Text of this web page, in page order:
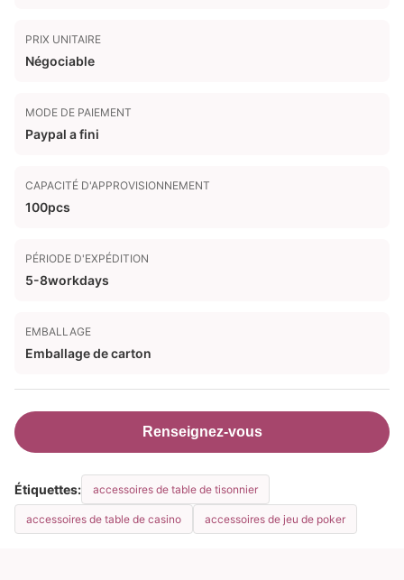
PRIX UNITAIRE
Négociable
MODE DE PAIEMENT
Paypal a fini
CAPACITÉ D'APPROVISIONNEMENT
100pcs
PÉRIODE D'EXPÉDITION
5-8workdays
EMBALLAGE
Emballage de carton
Renseignez-vous
Étiquettes: accessoires de table de tisonnier
accessoires de table de casino accessoires de jeu de poker